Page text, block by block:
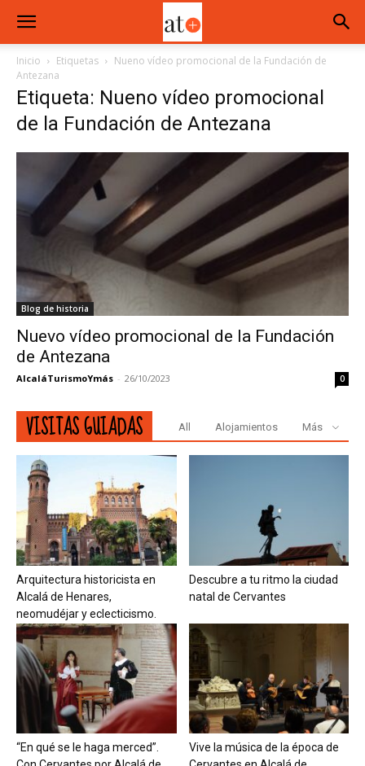
Inicio Etiquetas
Nueno vídeo promocional de la Fundación de
Antezana
Etiqueta: Nueno vídeo promocional
de la Fundación de Antezana
Blog de historia
Nuevo vídeo promocional de la Fundación
de Antezana
AlcaláTurismoYmás - 26/10/2023 0
VISITAS GUIADAS All Alojamientos Más
Arquitectura historicista en
Alcalá de Henares,
neomudéjar y eclecticismo.
Descubre a tu ritmo la ciudad
natal de Cervantes
“En qué se le haga merced”.
Vive la música de la época de